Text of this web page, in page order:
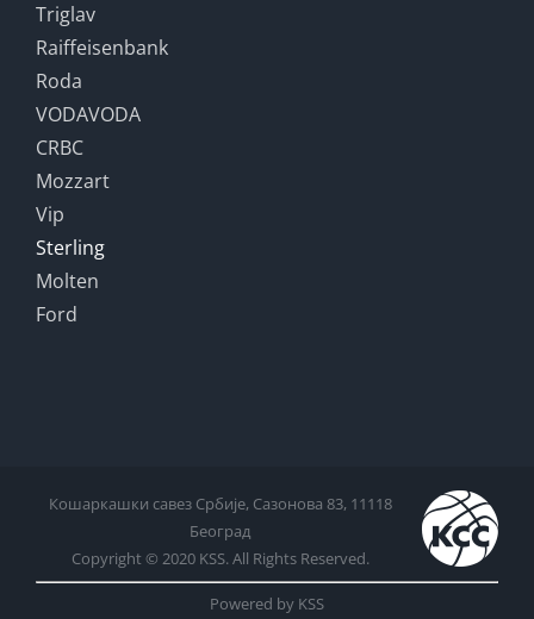
Triglav
Raiffeisenbank
Roda
VODAVODA
CRBC
Mozzart
Vip
Sterling
Molten
Ford
Кошаркашки савез Србије, Сазонова 83, 11118
Београд
Copyright © 2020 KSS. All Rights Reserved.
Powered by KSS